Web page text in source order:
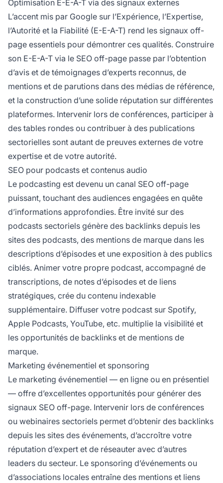
Optimisation E-E-A-T via des signaux externes
L’accent mis par Google sur l’Expérience, l’Expertise,
l’Autorité et la Fiabilité (E-E-A-T) rend les signaux off-
page essentiels pour démontrer ces qualités. Construire
son E-E-A-T via le SEO off-page passe par l’obtention
d’avis et de témoignages d’experts reconnus, de
mentions et de parutions dans des médias de référence,
et la construction d’une solide réputation sur différentes
plateformes. Intervenir lors de conférences, participer à
des tables rondes ou contribuer à des publications
sectorielles sont autant de preuves externes de votre
expertise et de votre autorité.
SEO pour podcasts et contenus audio
Le podcasting est devenu un canal SEO off-page
puissant, touchant des audiences engagées en quête
d’informations approfondies. Être invité sur des
podcasts sectoriels génère des backlinks depuis les
sites des podcasts, des mentions de marque dans les
descriptions d’épisodes et une exposition à des publics
ciblés. Animer votre propre podcast, accompagné de
transcriptions, de notes d’épisodes et de liens
stratégiques, crée du contenu indexable
supplémentaire. Diffuser votre podcast sur Spotify,
Apple Podcasts, YouTube, etc. multiplie la visibilité et
les opportunités de backlinks et de mentions de
marque.
Marketing événementiel et sponsoring
Le marketing événementiel — en ligne ou en présentiel
— offre d’excellentes opportunités pour générer des
signaux SEO off-page. Intervenir lors de conférences
ou webinaires sectoriels permet d’obtenir des backlinks
depuis les sites des événements, d’accroître votre
réputation d’expert et de réseauter avec d’autres
leaders du secteur. Le sponsoring d’événements ou
d’associations locales entraîne des mentions et liens